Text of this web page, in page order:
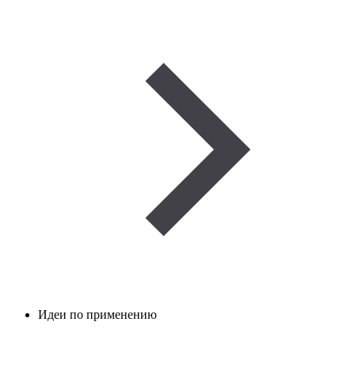
Идеи по применению